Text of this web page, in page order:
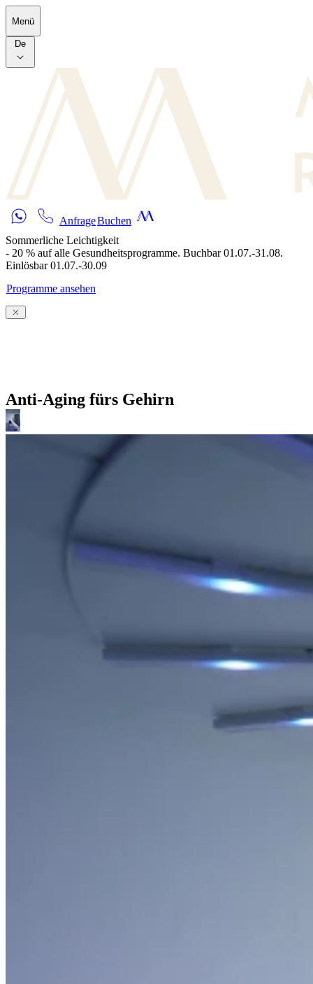
Skip to main content
Menü
De
AnfrageBuchen
Sommerliche Leichtigkeit
- 20 % auf alle Gesundheitsprogramme. Buchbar 01.07.-31.08.
Einlösbar 01.07.-30.09
Programme ansehen
Anti-Aging fürs Gehirn